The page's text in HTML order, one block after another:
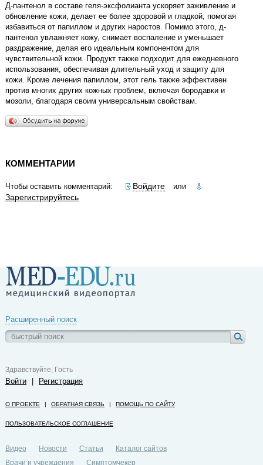
Д-пантенол в составе геля-эксфолианта ускоряет заживление и
обновление кожи, делает ее более здоровой и гладкой, помогая
избавиться от папиллом и других наростов. Помимо этого, д-
пантенол увлажняет кожу, снимает воспаление и уменьшает
раздражение, делая его идеальным компонентом для
чувствительной кожи. Продукт также подходит для ежедневного
использования, обеспечивая длительный уход и защиту для
кожи. Кроме лечения папиллом, этот гель также эффективен
против многих других кожных проблем, включая бородавки и
мозоли, благодаря своим универсальным свойствам.
КОММЕНТАРИИ
Чтобы оставить комментарий: Войдите или
Зарегистрируйтесь
Расширенный поиск
Здравствуйте, Гость
Войти Регистрация
О ПРОЕКТЕ | ОБРАТНАЯ СВЯЗЬ | ПОМОЩЬ ПО САЙТУ
ПОЛЬЗОВАТЕЛЬСКОЕ СОГЛАШЕНИЕ
Видео Новости Статьи
Каталог сайтов
Врачи и учреждения
Симптомчекер